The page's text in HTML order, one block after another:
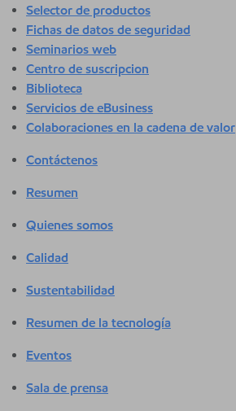
Selector de productos
Fichas de datos de seguridad
Seminarios web
Centro de suscripcion
Biblioteca
Servicios de eBusiness
Colaboraciones en la cadena de valor
Contáctenos
Resumen
Quienes somos
Calidad
Sustentabilidad
Resumen de la tecnología
Eventos
Sala de prensa